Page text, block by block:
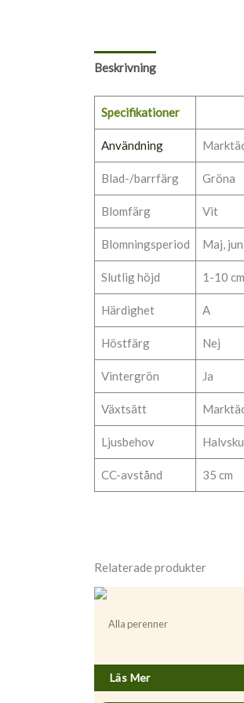
Beskrivning
Specifikationer
Användning
Blad-/barrfärg Gröna
Blomfärg Vit
Blomningsperiod Maj,
Slutlig höjd 1-10 cm
Härdighet A
Höstfärg Nej
Vintergrön Ja
Växtsätt
Ljusbehov
CC-avstånd 35 cm
Relaterade produkter
Alla perenner
Läs Mer